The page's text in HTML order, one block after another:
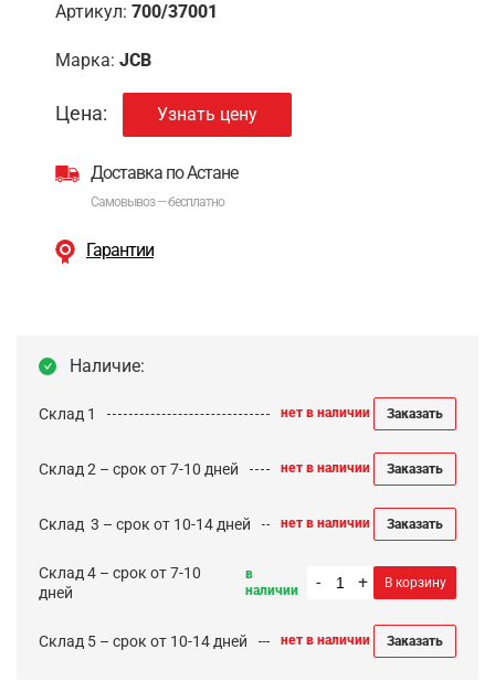
Артикул: 700/37001
Марка: JCB
Цена: Узнать цену
Доставка по Астане
Самовывоз — бесплатно
Гарантии
Наличие:
Склад 1 нет в наличии Заказать
Склад 2 – срок от 7-10 дней нет в наличии Заказать
Cклад 3 – срок от 10-14 дней нет в наличии Заказать
Склад 4 – срок от 7-10
дней
в
наличии
- + В корзину
Склад 5 – срок от 10-14 дней нет в наличии Заказать